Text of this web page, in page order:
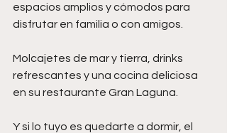
espacios amplios y cómodos para
disfrutar en familia o con amigos.
Molcajetes de mar y tierra, drinks
refrescantes y una cocina deliciosa
en su restaurante Gran Laguna.
Y si lo tuyo es quedarte a dormir, el